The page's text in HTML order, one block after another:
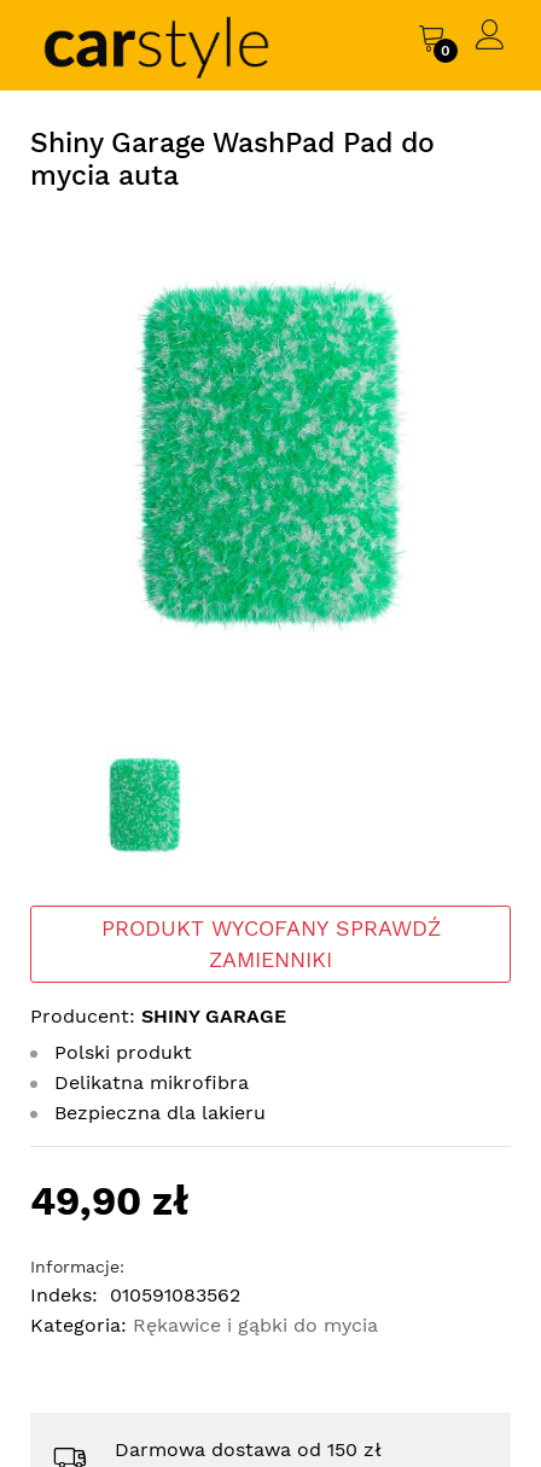
0
Shiny Garage WashPad Pad do
mycia auta
PRODUKT WYCOFANY SPRAWDŹ
ZAMIENNIKI
Producent: SHINY GARAGE
Polski produkt
Delikatna mikrofibra
Bezpieczna dla lakieru
49,90 zł
Informacje:
Indeks:
010591083562
Kategoria: Rękawice i gąbki do mycia
Darmowa dostawa od 150 zł